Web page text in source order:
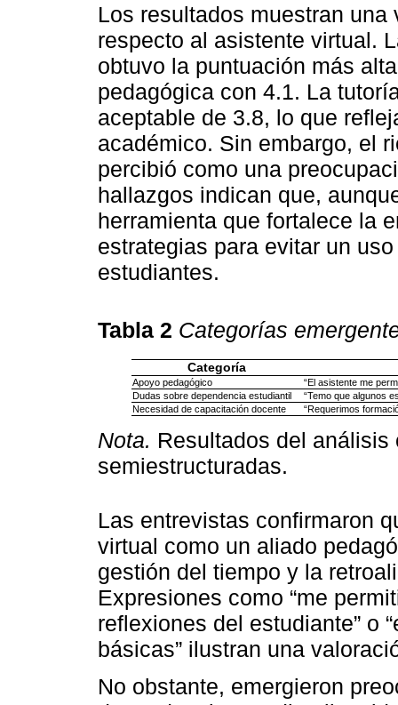
Los resultados muestran
respecto al asistente virtual.
obtuvo la puntuación más
pedagógica con 4.1. La
aceptable de 3.8, lo que
académico. Sin embargo, el
percibió como una
hallazgos indican que,
herramienta que fortalece la
estrategias para evitar un
estudiantes.
Tabla 2 Categorías
Categoría
Apoyo pedagógico
“El asistente me
Dudas sobre dependencia estudiantil
“Temo que algunos
Necesidad de capacitación docente
“Requerimos
Nota. Resultados del
semiestructuradas.
Las entrevistas confirmaron
virtual como un aliado
gestión del tiempo y la
Expresiones como “me
reflexiones del estudiante” o
básicas” ilustran una
No obstante, emergieron